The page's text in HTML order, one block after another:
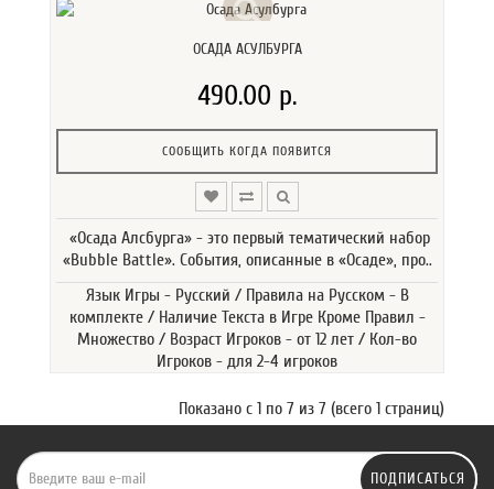
ОСАДА АСУЛБУРГА
490.00 р.
СООБЩИТЬ КОГДА ПОЯВИТСЯ
«Осада Алсбурга» - это первый тематический набор
«Bubble Battle». События, описанные в «Осаде», про..
Язык Игры - Русский / Правила на Русском - В
комплекте / Наличие Текста в Игре Кроме Правил -
Множество / Возраст Игроков - от 12 лет / Кол-во
Игроков - для 2-4 игроков
Показано с 1 по 7 из 7 (всего 1 страниц)
ПОДПИСАТЬСЯ